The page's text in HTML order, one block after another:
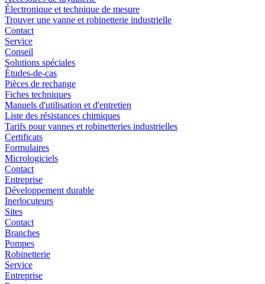
Électronique et technique de mesure
Trouver une vanne et robinetterie industrielle
Contact
Service
Conseil
Solutions spéciales
Études-de-cas
Pièces de rechange
Fiches techniques
Manuels d'utilisation et d'entretien
Liste des résistances chimiques
Tarifs pour vannes et robinetteries industrielles
Certificats
Formulaires
Micrologiciels
Contact
Entreprise
Développement durable
Inerlocuteurs
Sites
Contact
Branches
Pompes
Robinetterie
Service
Entreprise